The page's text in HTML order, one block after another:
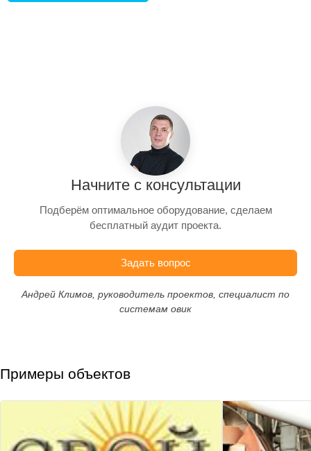
Начните с консультации
Подберём оптимальное оборудование, сделаем
бесплатный аудит проекта.
Задать вопрос
Андрей Климов, руководитель проектов, специалист по
системам овик
Примеры объектов